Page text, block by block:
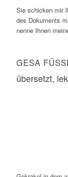
Sie schicken mir
des Dokuments
nenne Ihnen
GESA
übersetzt,